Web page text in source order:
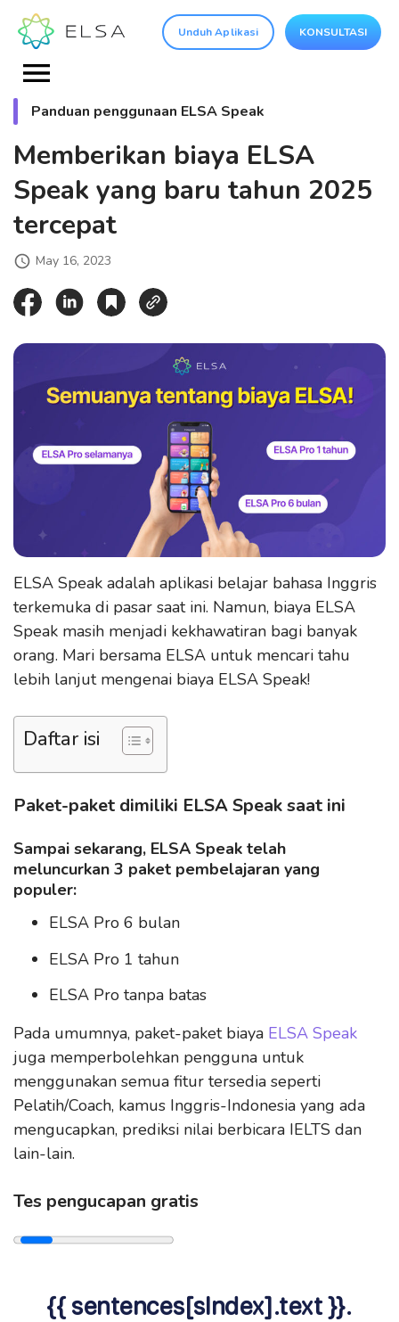
Unduh Aplikasi KONSULTASI
Panduan penggunaan ELSA Speak
Memberikan biaya ELSA
Speak yang baru tahun 2025
tercepat
May 16, 2023
ELSA Speak adalah aplikasi belajar bahasa Inggris
terkemuka di pasar saat ini. Namun, biaya ELSA
Speak masih menjadi kekhawatiran bagi banyak
orang. Mari bersama ELSA untuk mencari tahu
lebih lanjut mengenai biaya ELSA Speak!
Daftar isi
Paket-paket dimiliki ELSA Speak saat ini
Sampai sekarang, ELSA Speak telah
meluncurkan 3 paket pembelajaran yang
populer:
ELSA Pro 6 bulan
ELSA Pro 1 tahun
ELSA Pro tanpa batas
Pada umumnya, paket-paket biaya ELSA Speak
juga memperbolehkan pengguna untuk
menggunakan semua fitur tersedia seperti
Pelatih/Coach, kamus Inggris-Indonesia yang ada
mengucapkan, prediksi nilai berbicara IELTS dan
lain-lain.
Tes pengucapan gratis
{{ sentences[sIndex].text }}.